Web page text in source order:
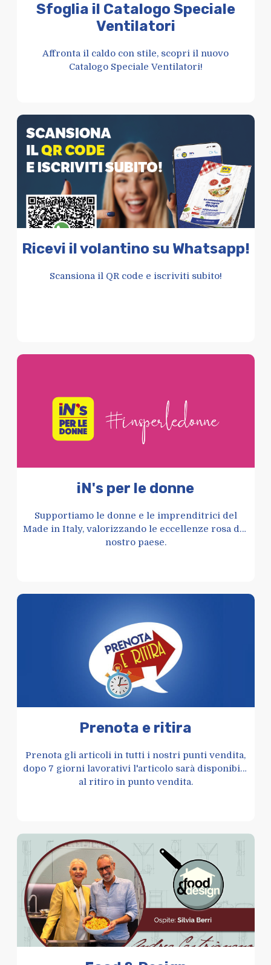
Sfoglia il Catalogo Speciale
Ventilatori
Affronta il caldo con stile, scopri il nuovo
Catalogo Speciale Ventilatori!
Ricevi il volantino su Whatsapp!
Scansiona il QR code e iscriviti subito!
iN's per le donne
Supportiamo le donne e le imprenditrici del
Made in Italy, valorizzando le eccellenze rosa del
nostro paese.
Prenota e ritira
Prenota gli articoli in tutti i nostri punti vendita,
dopo 7 giorni lavorativi l'articolo sarà disponibile
al ritiro in punto vendita.